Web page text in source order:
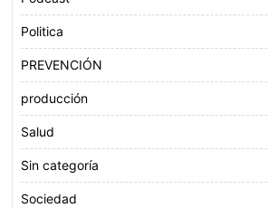
Politica
PREVENCIÓN
producción
Salud
Sin categoría
Sociedad